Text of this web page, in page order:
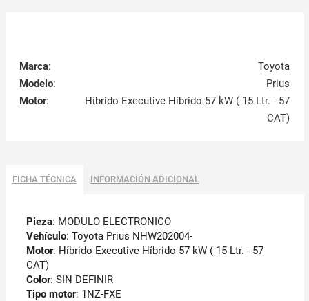
Marca:
Toyota
Modelo:
Prius
Motor:
Híbrido Executive Híbrido 57 kW ( 15 Ltr. - 57
CAT)
FICHA TÉCNICA INFORMACIÓN ADICIONAL
Pieza: MODULO ELECTRONICO
Vehículo: Toyota Prius NHW202004-
Motor: Híbrido Executive Híbrido 57 kW ( 15 Ltr. - 57
CAT)
Color: SIN DEFINIR
Tipo motor: 1NZ-FXE